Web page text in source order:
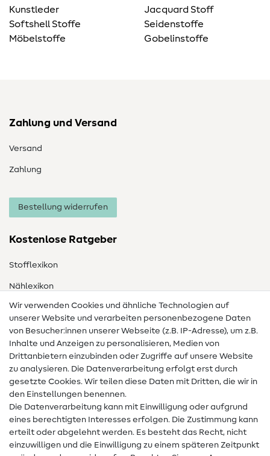
Kunstleder
Softshell Stoffe
Möbelstoffe
Jacquard Stoff
Seidenstoffe
Gobelinstoffe
Zahlung und Versand
Versand
Zahlung
Bestellung widerrufen
Kostenlose Ratgeber
Stofflexikon
Nählexikon
Nähanleitungen
Hilfe & Kontakt
Kontakt
Infos zum Betreiberwechsel
FAQ
Widerrufsrecht
Beliebt
Wir verwenden Cookies und ähnliche Technologien auf
unserer Website und verarbeiten personenbezogene Daten
von Besucher:innen unserer Webseite (z.B. IP-Adresse), um z.B.
Inhalte und Anzeigen zu personalisieren, Medien von
Drittanbietern einzubinden oder Zugriffe auf unsere Website
zu analysieren. Die Datenverarbeitung erfolgt erst durch
gesetzte Cookies. Wir teilen diese Daten mit Dritten, die wir in
den Einstellungen benennen.
Die Datenverarbeitung kann mit Einwilligung oder aufgrund
eines berechtigten Interesses erfolgen. Die Zustimmung kann
erteilt oder abgelehnt werden. Es besteht das Recht, nicht
einzuwilligen und die Einwilligung zu einem späteren Zeitpunkt